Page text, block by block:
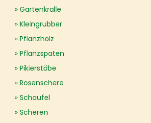
Gartenkralle
Kleingrubber
Pflanzholz
Pflanzspaten
Pikierstäbe
Rosenschere
Schaufel
Scheren